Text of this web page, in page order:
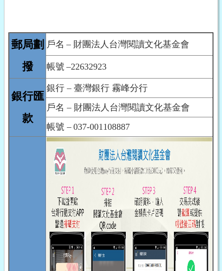
郵局劃
撥
戶名 – 財團法人台灣閱讀文化基金會
帳號 –22632923
銀行匯
款
銀行 – 臺灣銀行 霧峰分行
戶名 – 財團法人台灣閱讀文化基金會
帳號 – 037-001108887